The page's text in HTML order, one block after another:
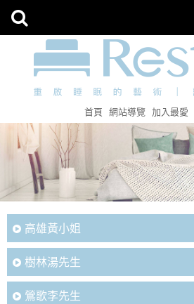
首頁 網站導覽 加入最愛
高雄黃小姐
樹林湯先生
鶯歌李先生